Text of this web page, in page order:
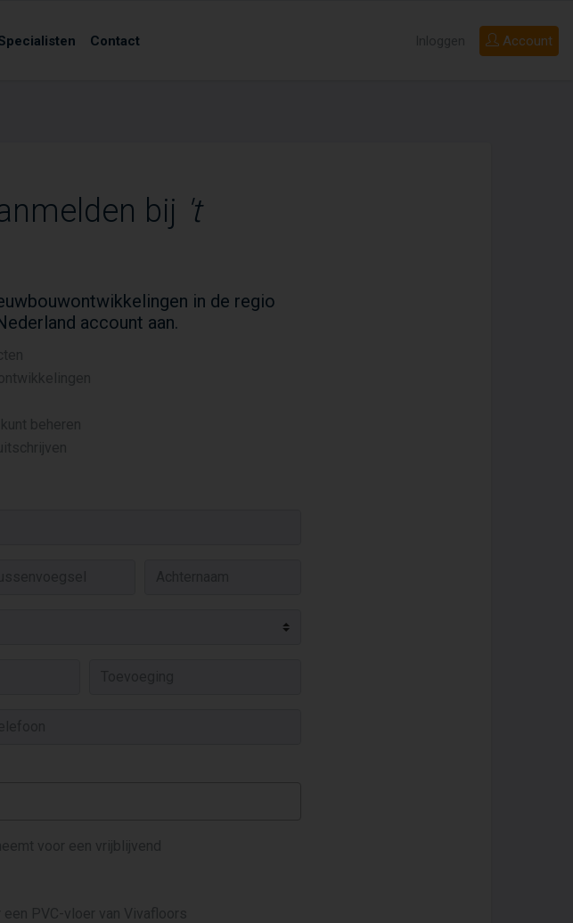
Contact Account
Inloggen
bij 't
in de regio
account aan.
beheren
voor een vrijblijvend
PVC-vloer van Vivafloors